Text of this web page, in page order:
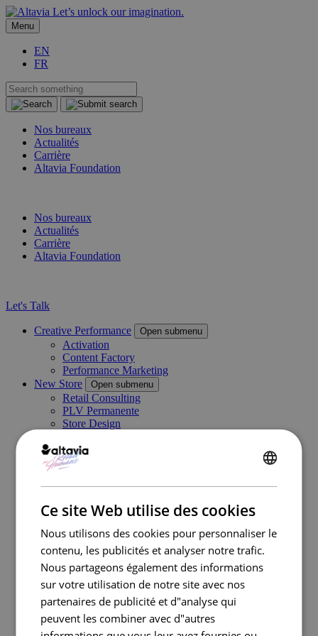
Let’s unlock our imagination.
Menu
EN
FR
Nos bureaux
Actualités
Carrière
Altavia Foundation
Nos bureaux
Actualités
Carrière
Altavia Foundation
Let's Talk
Creative Performance Open submenu
Activation
Content Factory
Performance Marketing
New Store
Open submenu
Retail Consulting
PLV Permanente
Store Design
Category Management
Digital In Store
Marketing Execution Services
Consulting
Kazaar Automation Platform
Complex Project
Cas clients
Industries
Retail
Travel Retail
Banque
Énergie
Automobile
Santé
Ce site Web utilise des cookies
Nous utilisons des cookies pour personnaliser le
contenu, les publicités et analyser notre trafic.
Nous partageons également des informations
sur votre utilisation de notre site avec nos
partenaires de publicité et d"analyse qui
peuvent les combiner avec d"autres